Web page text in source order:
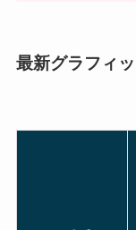
最新グラフィ